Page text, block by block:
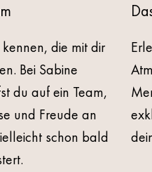
die mit dir
Bei Sabine
du auf ein Team,
und Freude an
schon bald